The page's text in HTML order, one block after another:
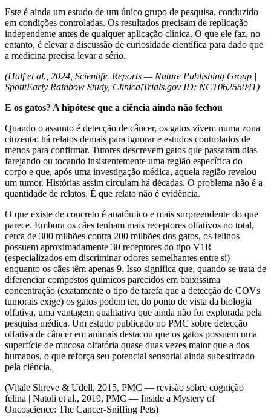
Este é ainda um estudo de um único grupo de pesquisa, conduzido
em condições controladas. Os resultados precisam de replicação
independente antes de qualquer aplicação clínica. O que ele faz, no
entanto, é elevar a discussão de curiosidade científica para dado que
a medicina precisa levar a sério.
(Half et al., 2024, Scientific Reports — Nature Publishing Group |
SpotitEarly Rainbow Study, ClinicalTrials.gov ID: NCT06255041)
E os gatos? A hipótese que a ciência ainda não fechou
Quando o assunto é detecção de câncer, os gatos vivem numa zona
cinzenta: há relatos demais para ignorar e estudos controlados de
menos para confirmar. Tutores descrevem gatos que passaram dias
farejando ou tocando insistentemente uma região específica do
corpo e que, após uma investigação médica, aquela região revelou
um tumor. Histórias assim circulam há décadas. O problema não é a
quantidade de relatos. É que relato não é evidência.
O que existe de concreto é anatômico e mais surpreendente do que
parece. Embora os cães tenham mais receptores olfativos no total,
cerca de 300 milhões contra 200 milhões dos gatos, os felinos
possuem aproximadamente 30 receptores do tipo V1R
(especializados em discriminar odores semelhantes entre si)
enquanto os cães têm apenas 9. Isso significa que, quando se trata de
diferenciar compostos químicos parecidos em baixíssima
concentração (exatamente o tipo de tarefa que a detecção de COVs
tumorais exige) os gatos podem ter, do ponto de vista da biologia
olfativa, uma vantagem qualitativa que ainda não foi explorada pela
pesquisa médica. Um estudo publicado no PMC sobre detecção
olfativa de câncer em animais destacou que os gatos possuem uma
superfície de mucosa olfatória quase duas vezes maior que a dos
humanos, o que reforça seu potencial sensorial ainda subestimado
pela ciência.
(Vitale Shreve & Udell, 2015, PMC — revisão sobre cognição
felina | Natoli et al., 2019, PMC — Inside a Mystery of
Oncoscience: The Cancer-Sniffing Pets)